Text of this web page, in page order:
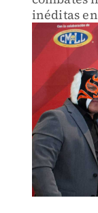
inéditas
reavivar el